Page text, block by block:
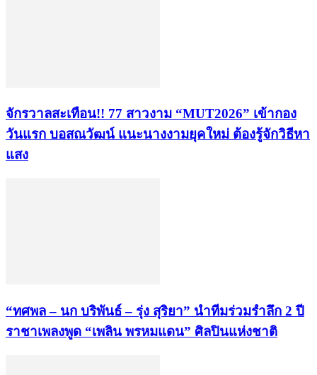
จักรวาลสะเทือน!! 77 สาวงาม “MUT2026” เข้ากอง
วันแรก บอสณวัฒน์ แนะนางงามยุคใหม่ ต้องรู้จักวิธีหา
แสง
“ทศพล – นก บริพันธ์ – รุ่ง สุริยา” นำทีมร่วมรำลึก 2 ปี
ราชาเพลงพูด “เพลิน พรหมแดน” ศิลปินแห่งชาติ